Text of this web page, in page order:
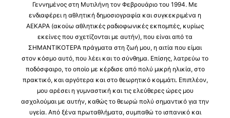
Γεννημένος στη Μυτιλήνη τον Φεβρουάριο του 1994. Με
ενδιαφέρει η αθλητική δημοσιογραφία και συγκεκριμένα η
ΑΕΚΑΡΑ (ακούω αθλητικές ραδιοφωνικές εκπομπές, κυρίως
εκείνες που σχετίζονται με αυτήν), που είναι από τα
ΣΗΜΑΝΤΙΚΟΤΕΡΑ πράγματα στη ζωή μου, η αιτία που είμαι
στον κόσμο αυτό, που λέει και το σύνθημα. Επίσης, λατρεύω το
ποδόσφαιρο, το οποίο με κέρδισε από πολύ μικρή ηλικία, στο
πρακτικό, και αργότερα και στο θεωρητικό κομμάτι. Επιπλέον,
μου αρέσει η γυμναστική και τις ελεύθερες ώρες μου
ασχολούμαι με αυτήν, καθώς το θεωρώ πολύ σημαντικό για την
υγεία. Από ξένα πρωταθλήματα, συμπαθώ το ισπανικό και